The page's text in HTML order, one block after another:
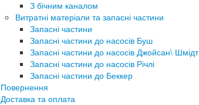
З бічним каналом
Витратні матеріали та запасні частини
Запасні частини
Запасні частини до насосів Буш
Запасні частини до насосів Джойсан\ Шмідт
Запасні частини до насосів Річлі
Запасні частини до Беккер
Повернення
Доставка та оплата